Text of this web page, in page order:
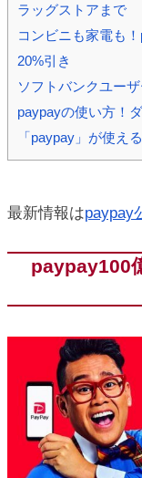
ラッグストアまで
コンビニも家電も
20%引き
ソフトバンクユー
paypayの使い方！
「paypay」が使え
最新情報はpaypay
paypay100